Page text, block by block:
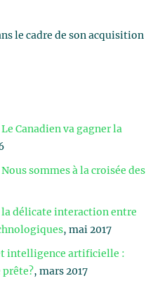
le cadre de son acquisition
Canadien va gagner la
sommes à la croisée des
délicate interaction entre
, mai 2017
intelligence artificielle :
, mars 2017